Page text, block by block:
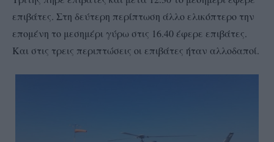
επιβάτες. Στη δεύτερη περίπτωση άλλο ελικόπτερο την
επομένη το μεσημέρι γύρω στις 16.40 έφερε επιβάτες.
Και στις τρεις περιπτώσεις οι επιβάτες ήταν αλλοδαποί.